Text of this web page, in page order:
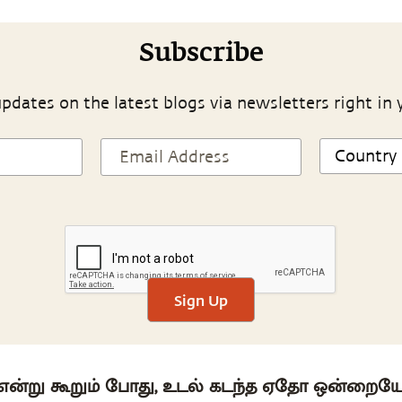
Subscribe
on the latest blogs via newsletters right in
Sign Up
கூறும் போது, உடல் கடந்த ஏதோ